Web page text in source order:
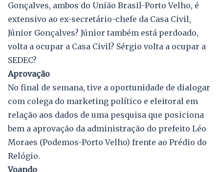
Gonçalves, ambos do União Brasil-Porto Velho, é
extensivo ao ex-secretário-chefe da Casa Civil,
Júnior Gonçalves? Júnior também está perdoado,
volta a ocupar a Casa Civil? Sérgio volta a ocupar a
SEDEC?
Aprovação
No final de semana, tive a oportunidade de dialogar
com colega do marketing político e eleitoral em
relação aos dados de uma pesquisa que posiciona
bem a aprovação da administração do prefeito Léo
Moraes (Podemos-Porto Velho) frente ao Prédio do
Relógio.
Voando